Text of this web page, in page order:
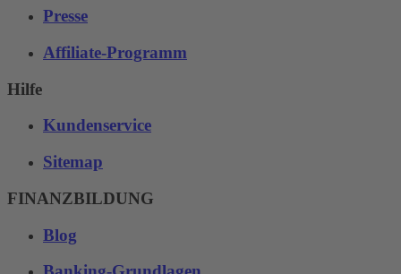
Presse
Affiliate-Programm
Hilfe
Kundenservice
Sitemap
FINANZBILDUNG
Blog